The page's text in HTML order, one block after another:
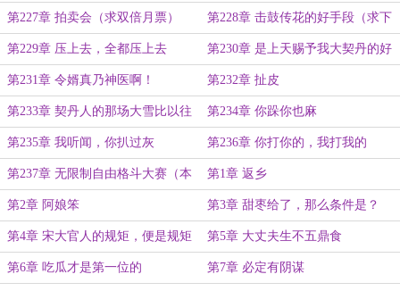
第227章 拍卖会（求双倍月票） 第228章 击鼓传花的好手段（求下
月票）
第229章 压上去，全都压上去 第230章 是上天赐予我大契丹的好
宝贝
第231章 令婿真乃神医啊！ 第232章 扯皮
第233章 契丹人的那场大雪比以往
来的更早一些
第234章 你跺你也麻
第235章 我听闻，你扒过灰 第236章 你打你的，我打我的
第237章 无限制自由格斗大赛（本
卷完）
第1章 返乡
第2章 阿娘笨 第3章 甜枣给了，那么条件是？
第4章 宋大官人的规矩，便是规矩 第5章 大丈夫生不五鼎食
第6章 吃瓜才是第一位的 第7章 必定有阴谋